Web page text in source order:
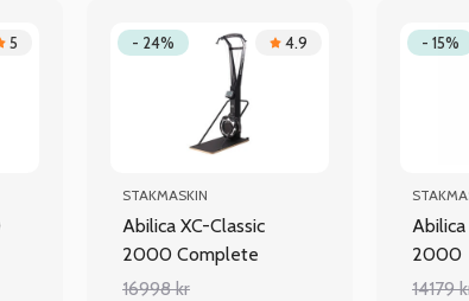
5 - 24% 4.9
STAKMASKIN
Abilica XC-Classic
2000 Complete
16998 kr
- 15%
Abilica
2000
14179